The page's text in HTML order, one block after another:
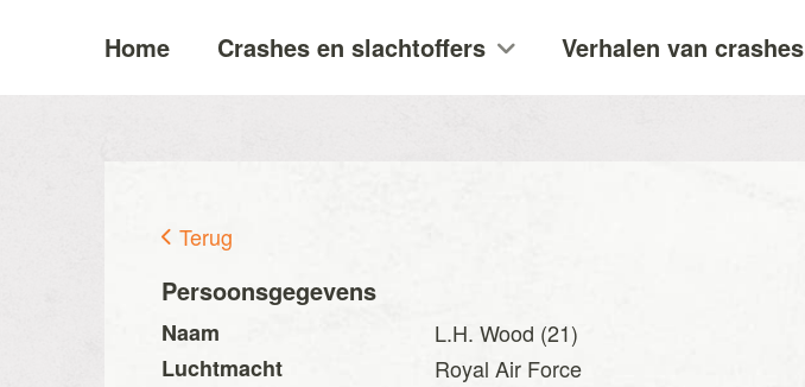
Home Crashes en slachtoffers Verhalen van crashes
Terug
Persoonsgegevens
Naam
L.H. Wood (21)
Luchtmacht
Royal Air Force